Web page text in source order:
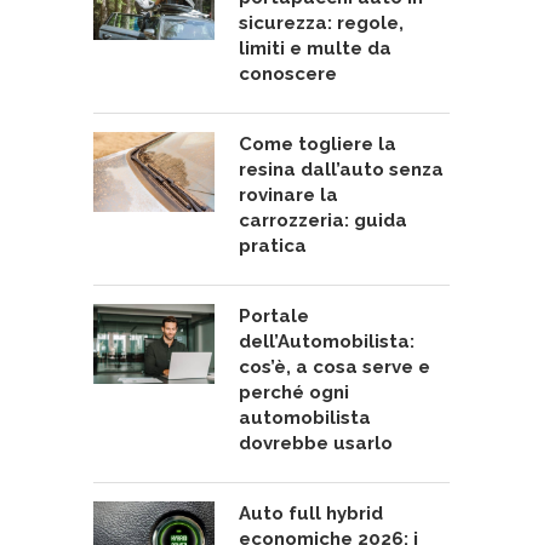
sicurezza: regole,
limiti e multe da
conoscere
Come togliere la
resina dall’auto senza
rovinare la
carrozzeria: guida
pratica
Portale
dell’Automobilista:
cos’è, a cosa serve e
perché ogni
automobilista
dovrebbe usarlo
Auto full hybrid
economiche 2026: i